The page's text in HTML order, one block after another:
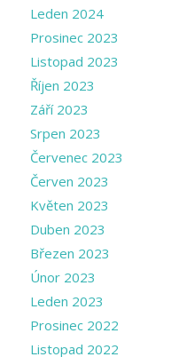
Leden 2024
Prosinec 2023
Listopad 2023
Říjen 2023
Září 2023
Srpen 2023
Červenec 2023
Červen 2023
Květen 2023
Duben 2023
Březen 2023
Únor 2023
Leden 2023
Prosinec 2022
Listopad 2022